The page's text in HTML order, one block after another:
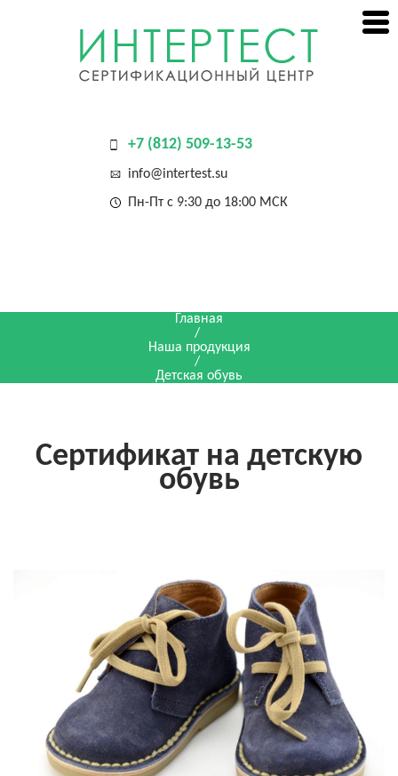
+7 (812) 509-13-53
info@intertest.su
Пн-Пт с 9:30 до 18:00 МСК
Главная
/
Наша продукция
/
Детская обувь
Сертификат на детскую
обувь